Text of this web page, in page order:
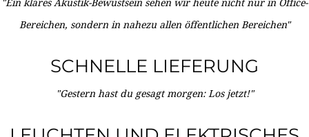
"Ein klares Akustik-Bewustsein sehen wir heute nicht nur in Office-
Bereichen, sondern in nahezu allen öffentlichen Bereichen"
SCHNELLE LIEFERUNG
"Gestern hast du gesagt morgen: Los jetzt!"